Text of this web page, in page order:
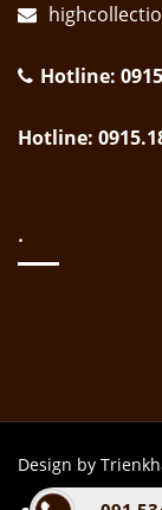
Hotline:
Hotline:
.
Design by